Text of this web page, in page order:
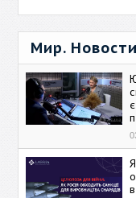
Мир. Новости